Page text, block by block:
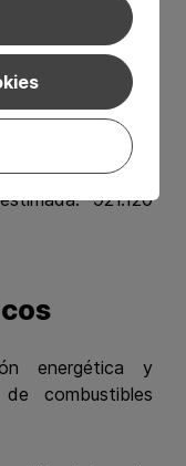
-10,57%
de CO₂: 230
921.120
energética y
combustibles